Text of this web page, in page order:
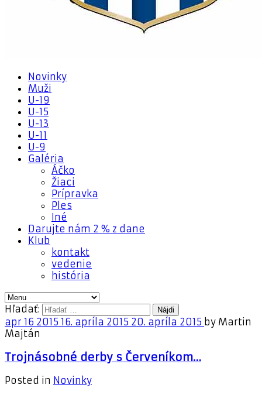
Novinky
Muži
U-19
U-15
U-13
U-11
U-9
Galéria
Áčko
Žiaci
Prípravka
Ples
Iné
Darujte nám 2 % z dane
Klub
kontakt
vedenie
história
Hľadať:
apr 16 2015 16. apríla 2015 20. apríla 2015 by Martin
Majtán
Trojnásobné derby s Červeníkom…
Posted in Novinky